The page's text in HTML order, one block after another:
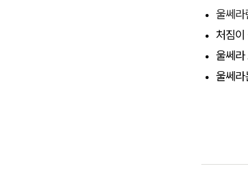
울쎄라
처짐
울쎄라
울쎄라